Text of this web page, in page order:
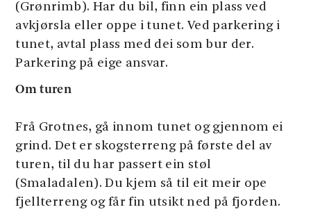
(Grønrimb). Har du bil, finn ein plass ved
avkjørsla eller oppe i tunet. Ved parkering i
tunet, avtal plass med dei som bur der.
Parkering på eige ansvar.
Om turen
Frå Grotnes, gå innom tunet og gjennom ei
grind. Det er skogsterreng på første del av
turen, til du har passert ein støl
(Smaladalen). Du kjem så til eit meir ope
fjellterreng og får fin utsikt ned på fjorden.